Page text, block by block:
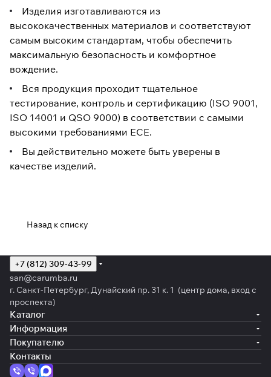
Изделия изготавливаются из
высококачественных материалов и соответствуют
самым высоким стандартам, чтобы обеспечить
максимальную безопасность и комфортное
вождение.
Вся продукция проходит тщательное
тестирование, контроль и сертификацию (ISO 9001,
ISO 14001 и QSO 9000) в соответствии с самыми
высокими требованиями ECE.
Вы действительно можете быть уверены в
качестве изделий.
Назад к списку
+7 (812) 309-43-99
san@carumba.ru
г. Санкт-Петербург, Дунайский пр. 31 к. 1 (центр дома, вход с
проспекта)
Каталог
Информация
Покупателю
Контакты